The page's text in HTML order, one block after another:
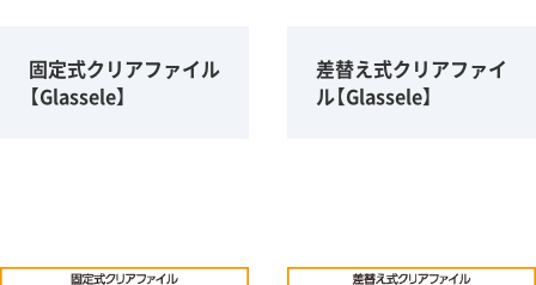
固定式クリアファイル
【Glassele】
差替え式クリアファイ
ル【Glassele】